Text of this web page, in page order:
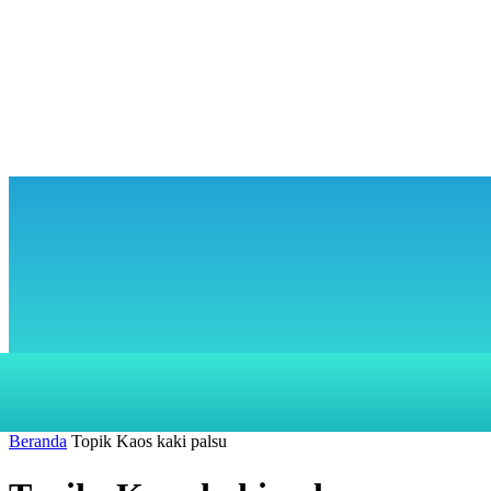
Beranda Topik Kaos kaki palsu